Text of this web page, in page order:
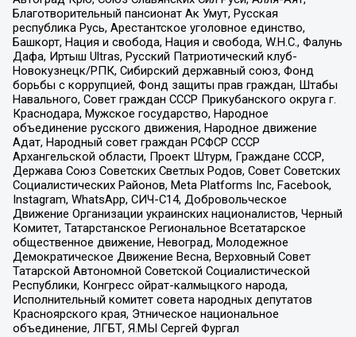
Благотворительный пансионат Ак Умут, Русская
республика Русь, Арестантское уголовное единство,
Башкорт, Нация и свобода, Нация и свобода, W.H.С., Фалунь
Дафа, Иртыш Ultras, Русский Патриотический клуб-
Новокузнецк/РПК, Сибирский державный союз, Фонд
борьбы с коррупцией, Фонд защиты прав граждан, Штабы
Навального, Совет граждан СССР Прикубанского округа г.
Краснодара, Мужское государство, Народное
объединение русского движения, Народное движение
Адат, Народный совет граждан РСФСР СССР
Архангельской области, Проект Штурм, Граждане СССР,
Держава Союз Советских Светлых Родов, Совет Советских
Социалистических Районов, Meta Platforms Inc, Facebook,
Instagram, WhatsApp, СИЧ-С14, Добровольческое
Движение Организации украинских националистов, Черный
Комитет, Татарстанское Региональное Всетатарское
общественное движение, Невоград, Молодежное
Демократическое Движение Весна, Верховный Совет
Татарской Автономной Советской Социалистической
Республики, Конгресс ойрат-калмыцкого народа,
Исполнительный комитет совета народных депутатов
Красноярского края, Этническое национальное
объединение, ЛГБТ, Я.МЫ Сергей Фургал